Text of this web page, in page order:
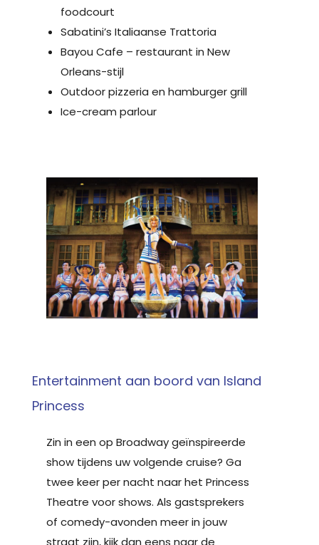
foodcourt
Sabatini’s Italiaanse Trattoria
Bayou Cafe – restaurant in New
Orleans-stijl
Outdoor pizzeria en hamburger grill
Ice-cream parlour
Entertainment aan boord van Island
Princess
Zin in een op Broadway geïnspireerde
show tijdens uw volgende cruise? Ga
twee keer per nacht naar het Princess
Theatre voor shows. Als gastsprekers
of comedy-avonden meer in jouw
straat zijn, kijk dan eens naar de